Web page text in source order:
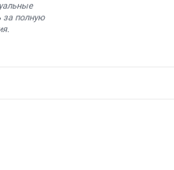
за полную